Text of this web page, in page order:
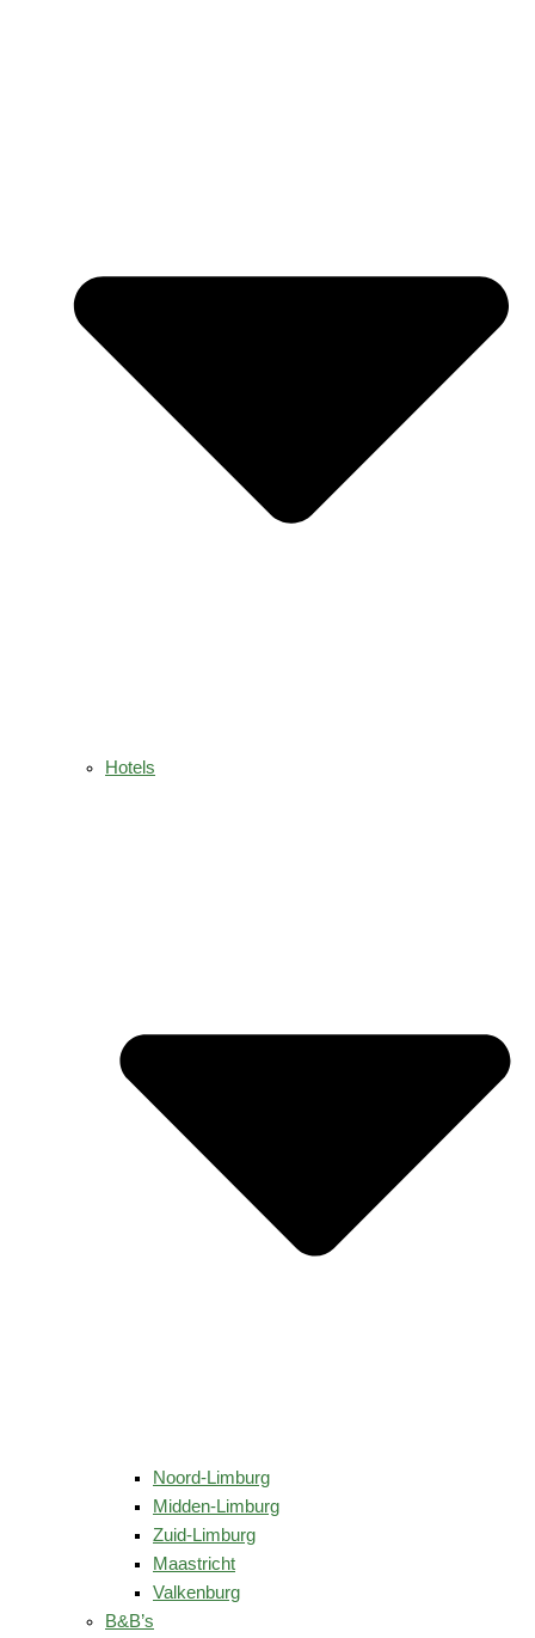
Hotels
Noord-Limburg
Midden-Limburg
Zuid-Limburg
Maastricht
Valkenburg
B&B’s